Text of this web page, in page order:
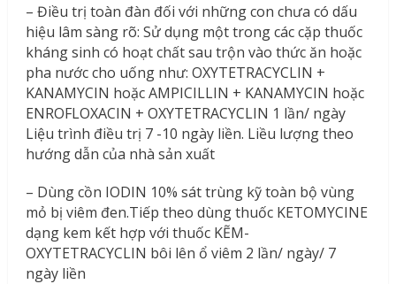
– Điều trị toàn đàn đối với những con chưa có dấu
hiệu lâm sàng rõ: Sử dụng một trong các cặp thuốc
kháng sinh có hoạt chất sau trộn vào thức ăn hoặc
pha nước cho uống như: OXYTETRACYCLIN +
KANAMYCIN hoặc AMPICILLIN + KANAMYCIN hoặc
ENROFLOXACIN + OXYTETRACYCLIN 1 lần/ ngày
Liệu trình điều trị 7 -10 ngày liền. Liều lượng theo
hướng dẫn của nhà sản xuất
– Dùng cồn IODIN 10% sát trùng kỹ toàn bộ vùng
mỏ bị viêm đen.Tiếp theo dùng thuốc KETOMYCINE
dạng kem kết hợp với thuốc KẼM-
OXYTETRACYCLIN bôi lên ổ viêm 2 lần/ ngày/ 7
ngày liền